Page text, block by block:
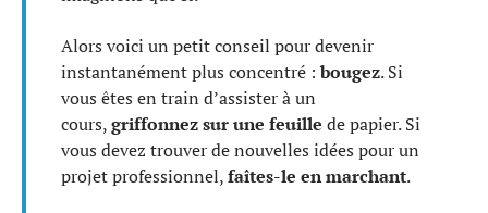
Alors voici un petit conseil pour devenir
instantanément plus concentré :bougez. Si
vous êtes en train d’assister à un
cours,griffonnez sur une feuille de papier. Si
vous devez trouver de nouvelles idées pour un
projet professionnel,faîtes-le en marchant.